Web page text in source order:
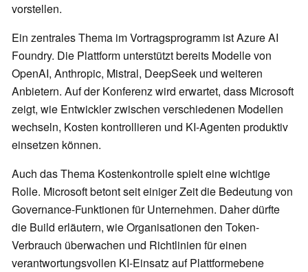
vorstellen.
Ein zentrales Thema im Vortragsprogramm ist Azure AI
Foundry. Die Plattform unterstützt bereits Modelle von
OpenAI, Anthropic, Mistral, DeepSeek und weiteren
Anbietern. Auf der Konferenz wird erwartet, dass Microsoft
zeigt, wie Entwickler zwischen verschiedenen Modellen
wechseln, Kosten kontrollieren und KI-Agenten produktiv
einsetzen können.
Auch das Thema Kostenkontrolle spielt eine wichtige
Rolle. Microsoft betont seit einiger Zeit die Bedeutung von
Governance-Funktionen für Unternehmen. Daher dürfte
die Build erläutern, wie Organisationen den Token-
Verbrauch überwachen und Richtlinien für einen
verantwortungsvollen KI-Einsatz auf Plattformebene